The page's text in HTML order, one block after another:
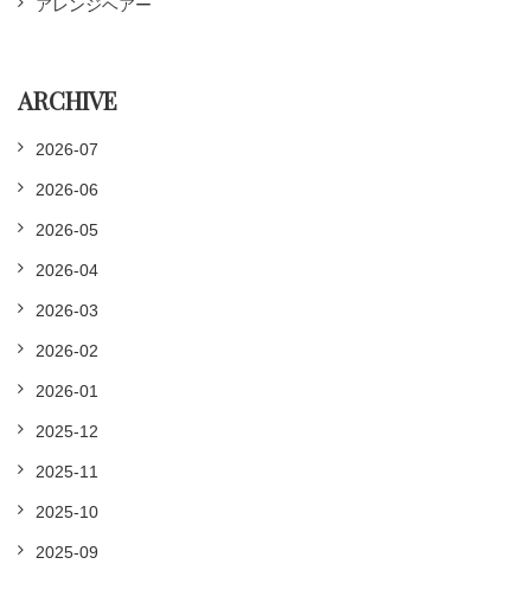
アレンジヘアー
ARCHIVE
2026-07
2026-06
2026-05
2026-04
2026-03
2026-02
2026-01
2025-12
2025-11
2025-10
2025-09